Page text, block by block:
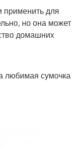
применить для
но она может
домашних
любимая сумочка